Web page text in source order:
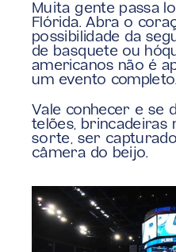
Muita gente passa
Flórida. Abra o
possibilidade da
de basquete ou
americanos não é
um evento completo.
Vale conhecer e se
telões, brincadeiras
sorte, ser
câmera do beijo.